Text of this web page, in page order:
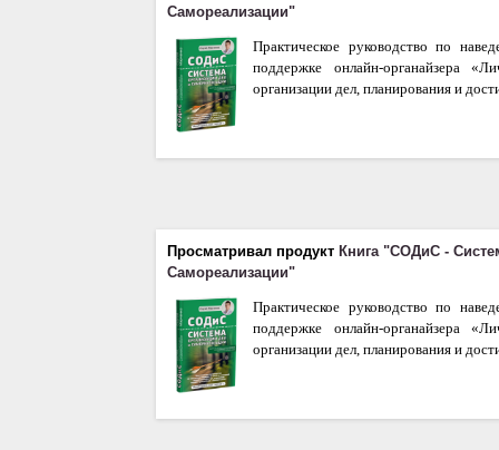
Самореализации"
Практическое руководство по
поддержке онлайн-органайзера
организации дел, планирования и
Просматривал продукт Книга "СОДиС -
Самореализации"
Практическое руководство по
поддержке онлайн-органайзера
организации дел, планирования и